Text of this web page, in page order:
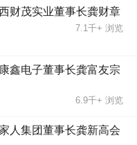
财茂实业董事长龚财章
7.1千+ 浏览
鑫电子董事长龚富友宗
6.9千+ 浏览
人集团董事长龚新高会